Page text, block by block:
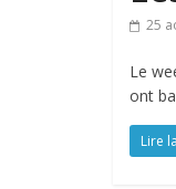
25
Le
ont
Lire